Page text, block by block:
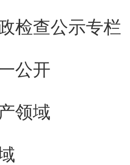
检查公示专栏
公开
领域